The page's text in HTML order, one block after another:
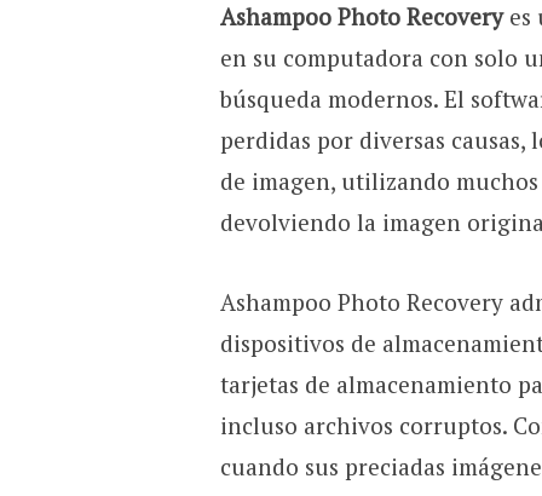
Ashampoo Photo Recoveryes
en su computadora con solo
búsqueda modernos. El
perdidas por diversas
de imagen, utilizando
devolviendo la imagen
Ashampoo Photo Recovery
dispositivos de
tarjetas de almacenamiento
incluso archivos corruptos.
cuando sus preciadas